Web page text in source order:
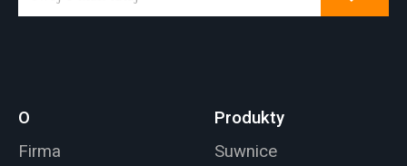
O
Firma
Produkty
Suwnice